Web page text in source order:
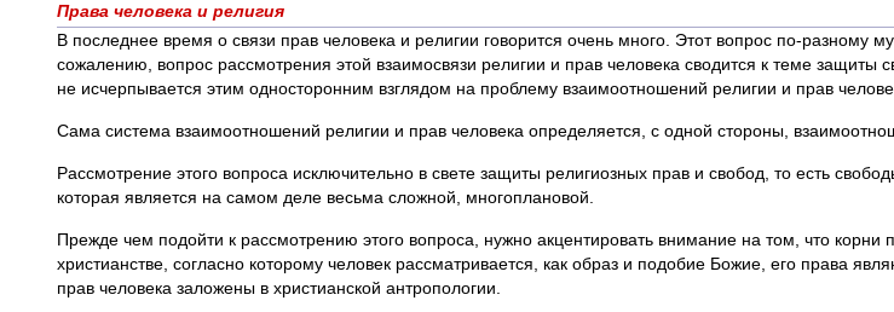
Права человека и религия
В последнее время о связи прав человека и религии говорится очень много. Этот вопрос по-разному
сожалению, вопрос рассмотрения этой взаимосвязи религии и прав человека сводится к теме
не исчерпывается этим односторонним взглядом на проблему взаимоотношений религии и прав
Сама система взаимоотношений религии и прав человека определяется, с одной стороны,
Рассмотрение этого вопроса исключительно в свете защиты религиозных прав и свобод, то есть
которая является на самом деле весьма сложной, многоплановой.
Прежде чем подойти к рассмотрению этого вопроса, нужно акцентировать внимание на том, что
христианстве, согласно которому человек рассматривается, как образ и подобие Божие, его права
прав человека заложены в христианской антропологии.